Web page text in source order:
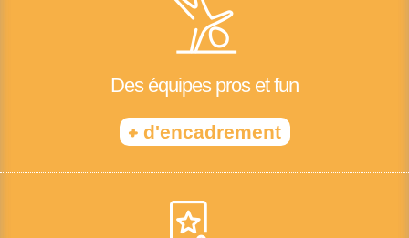
Des équipes pros et fun
+d'encadrement